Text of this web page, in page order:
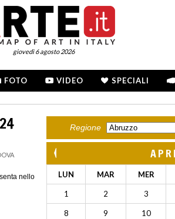
giovedì 6 agosto 2026
FOTO VIDEO SPECIALI
nello
Regione
LUN MAR MER
1 2 3
8 9 10